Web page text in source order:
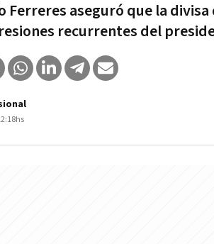
Ferreres aseguró que la
recurrentes del